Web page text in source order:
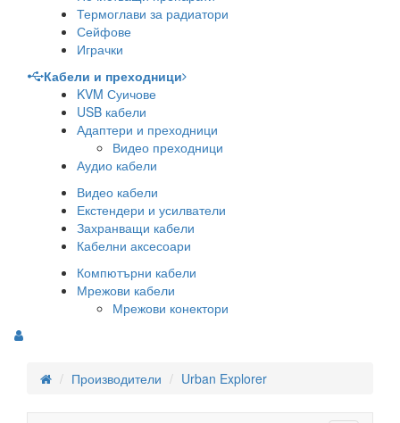
Термоглави за радиатори
Сейфове
Играчки
Кабели и преходници
KVM Суичове
USB кабели
Адаптери и преходници
Видео преходници
Аудио кабели
Видео кабели
Екстендери и усилватели
Захранващи кабели
Кабелни аксесоари
Компютърни кабели
Мрежови кабели
Мрежови конектори
Производители Urban Explorer